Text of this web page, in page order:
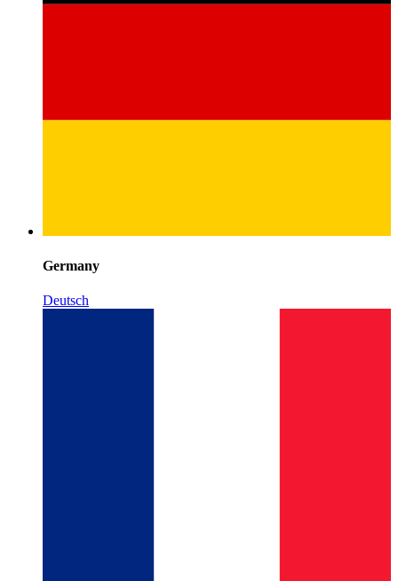
Germany
Deutsch